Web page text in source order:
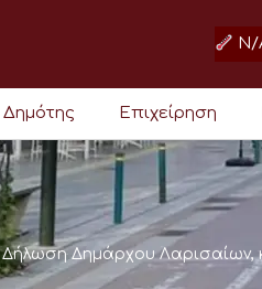
N/
Δημότης Επιχείρηση
Δήλωση Δημάρχου Λαρισαίων,